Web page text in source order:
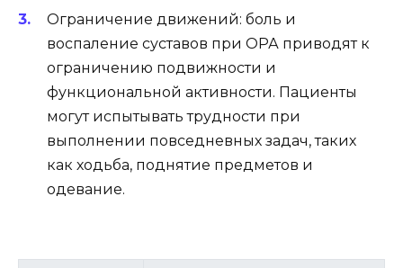
Ограничение движений: боль и
воспаление суставов при ОРА приводят к
ограничению подвижности и
функциональной активности. Пациенты
могут испытывать трудности при
выполнении повседневных задач, таких
как ходьба, поднятие предметов и
одевание.